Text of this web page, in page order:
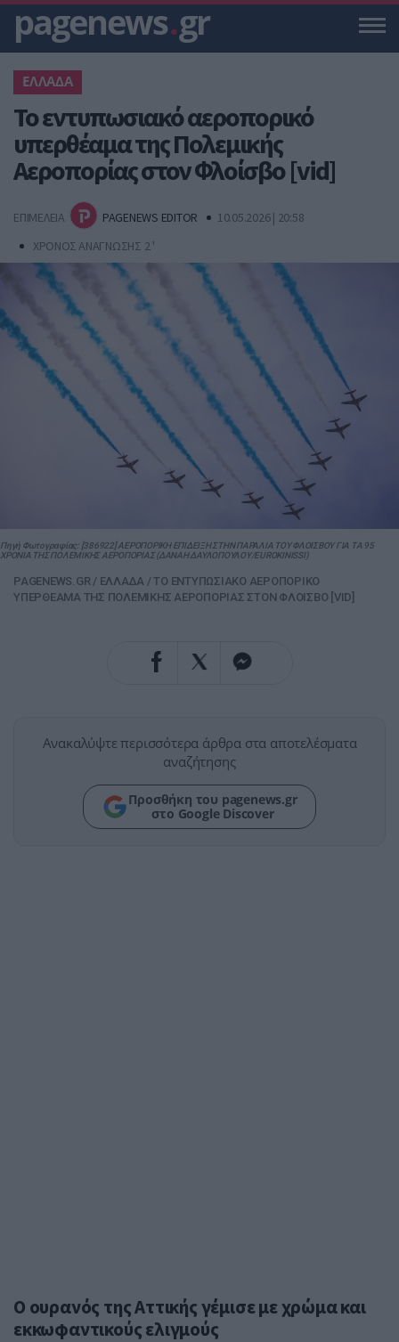
pagenews.gr
ΕΛΛΑΔΑ
Το εντυπωσιακό αεροπορικό
υπερθέαμα της Πολεμικής
Αεροπορίας στον Φλοίσβο [vid]
ΕΠΙΜΕΛΕΙΑ PAGENEWS EDITOR
10.05.2026 | 20:58
ΧΡΟΝΟΣ ΑΝΑΓΝΩΣΗΣ 2 '
Πηγή Φωτογραφίας: [386922] ΑΕΡΟΠΟΡΙΚΗ ΕΠΙΔΕΙΞΗ ΣΤΗΝ ΠΑΡΑΛΙΑ ΤΟΥ ΦΛΟΙΣΒΟΥ ΓΙΑ ΤΑ 95
ΧΡΟΝΙΑ ΤΗΣ ΠΟΛΕΜΙΚΗΣ ΑΕΡΟΠΟΡΙΑΣ (ΔΑΝΑΗ ΔΑΥΛΟΠΟΥΛΟΥ/EUROKINISSI)
PAGENEWS.GR / ΕΛΛΑΔΑ /ΤΟ ΕΝΤΥΠΩΣΙΑΚΟ ΑΕΡΟΠΟΡΙΚΟ
ΥΠΕΡΘΕΑΜΑ ΤΗΣ ΠΟΛΕΜΙΚΗΣ ΑΕΡΟΠΟΡΙΑΣ ΣΤΟΝ ΦΛΟΙΣΒΟ [VID]
Ανακαλύψτε περισσότερα άρθρα στα αποτελέσματα
αναζήτησης
Προσθήκη του pagenews.gr
στο Google Discover
Ο ουρανός της Αττικής γέμισε με χρώμα και
εκκωφαντικούς ελιγμούς